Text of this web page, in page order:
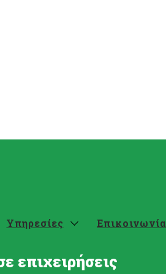
Υπηρεσίες Επικοινωνία
επιχειρήσεις